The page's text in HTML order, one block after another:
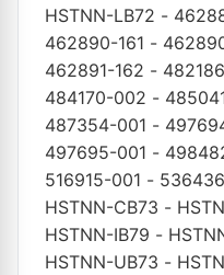
HSTNN-LB72 -
462890-161 -
462891-162 -
484170-002 -
487354-001 -
497695-001 -
516915-001 -
HSTNN-CB73 -
HSTNN-IB79 -
HSTNN-UB73 -